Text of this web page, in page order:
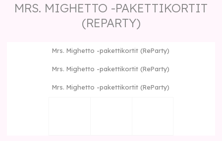
MRS. MIGHETTO -PAKETTIKORTIT
(REPARTY)
Mrs. Mighetto -pakettikortit (ReParty)
Mrs. Mighetto -pakettikortit (ReParty)
Mrs. Mighetto -pakettikortit (ReParty)